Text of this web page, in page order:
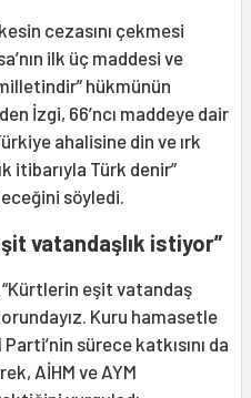
cezasını çekmesi
ilk üç maddesi ve
hükmünün
İzgi, 66’ncı maddeye dair
ahalisine din ve ırk
itibarıyla Türk denir”
söyledi.
vatandaşlık istiyor”
“Kürtlerin eşit vatandaş
Kuru hamasetle
sürece katkısını da
AİHM ve AYM